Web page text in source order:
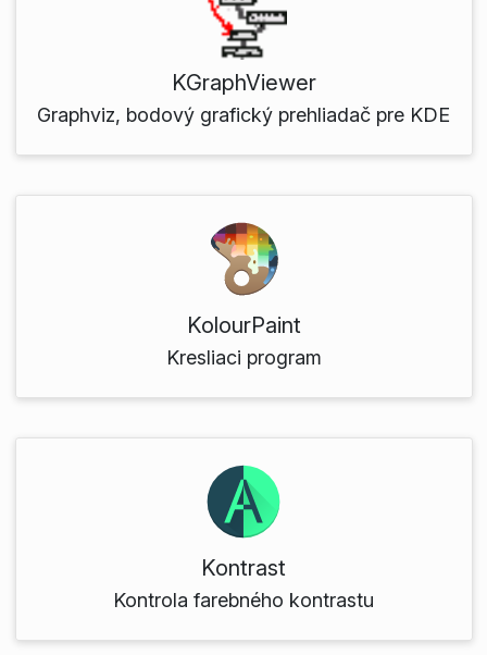
KGraphViewer
Graphviz, bodový grafický prehliadač pre KDE
KolourPaint
Kresliaci program
Kontrast
Kontrola farebného kontrastu